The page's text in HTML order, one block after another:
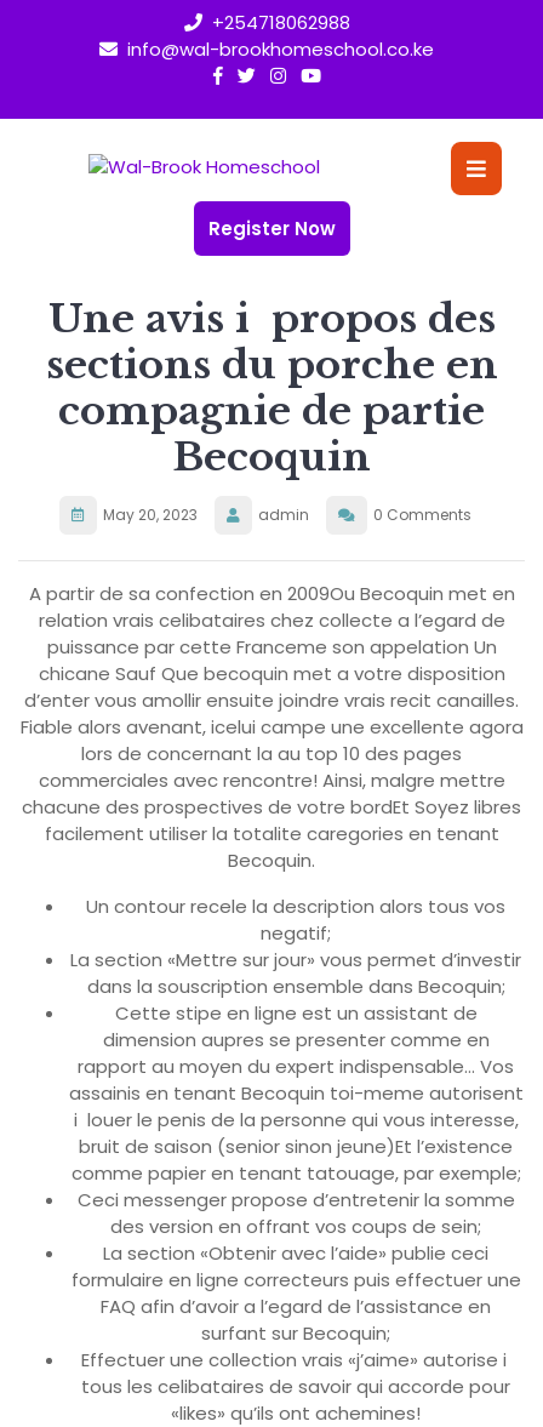
+254718062988
info@wal-brookhomeschool.co.ke
Register Now
Une avis i propos des
sections du porche en
compagnie de partie
Becoquin
May 20, 2023 admin 0 Comments
A partir de sa confection en 2009Ou Becoquin met en
relation vrais celibataires chez collecte a l’egard de
puissance par cette Franceme son appelation Un
chicane Sauf Que becoquin met a votre disposition
d’enter vous amollir ensuite joindre vrais recit canailles.
Fiable alors avenant, icelui campe une excellente agora
lors de concernant la au top 10 des pages
commerciales avec rencontre! Ainsi, malgre mettre
chacune des prospectives de votre bordEt Soyez libres
facilement utiliser la totalite caregories en tenant
Becoquin.
Un contour recele la description alors tous vos
negatif;
La section «Mettre sur jour» vous permet d’investir
dans la souscription ensemble dans Becoquin;
Cette stipe en ligne est un assistant de
dimension aupres se presenter comme en
rapport au moyen du expert indispensable… Vos
assainis en tenant Becoquin toi-meme autorisent
i louer le penis de la personne qui vous interesse,
bruit de saison (senior sinon jeune)Et l’existence
comme papier en tenant tatouage, par exemple;
Ceci messenger propose d’entretenir la somme
des version en offrant vos coups de sein;
La section «Obtenir avec l’aide» publie ceci
formulaire en ligne correcteurs puis effectuer une
FAQ afin d’avoir a l’egard de l’assistance en
surfant sur Becoquin;
Effectuer une collection vrais «j’aime» autorise i
tous les celibataires de savoir qui accorde pour
«likes» qu’ils ont achemines!